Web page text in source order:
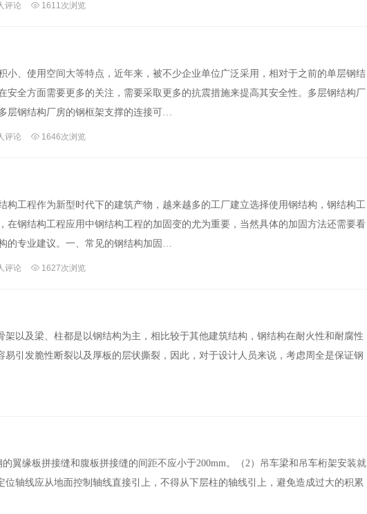
评论 1611次浏览
小、使用空间大等特点，近年来，被不少企业单位广泛采用，相对于之前的单层钢结
安全方面需要更多的关注，需要采取更多的抗震措施来提高其安全性。多层钢结构厂
层钢结构厂房的钢框架支撑的连接可…
评论 1646次浏览
构工程作为新型时代下的建筑产物，越来越多的工厂建立选择使用钢结构，钢结构工
在钢结构工程应用中钢结构工程的加固变的尤为重要，当然具体的加固方法还需要看
的专业建议。一、常见的钢结构加固…
评论 1627次浏览
以及梁、柱都是以钢结构为主，相比较于其他建筑结构，钢结构在耐火性和耐腐性
引发脆性断裂以及厚板的层状撕裂，因此，对于设计人员来说，考虑周全是保证钢
翼缘板拼接缝和腹板拼接缝的间距不应小于200mm。（2）吊车梁和吊车桁架安装就
轴线应从地面控制轴线直接引上，不得从下层柱的轴线引上，避免造成过大的积累